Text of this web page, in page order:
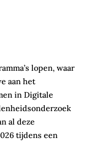
lopen, waar
aan het
in Digitale
al deze
tijdens een